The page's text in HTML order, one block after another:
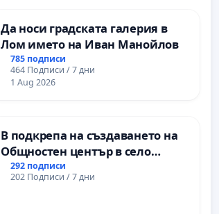
Да носи градската галерия в
Лом името на Иван Манойлов
785 подписи
464 Подписи / 7 дни
1 Aug 2026
В подкрепа на създаването на
Общностен център в село
Църква
292 подписи
202 Подписи / 7 дни